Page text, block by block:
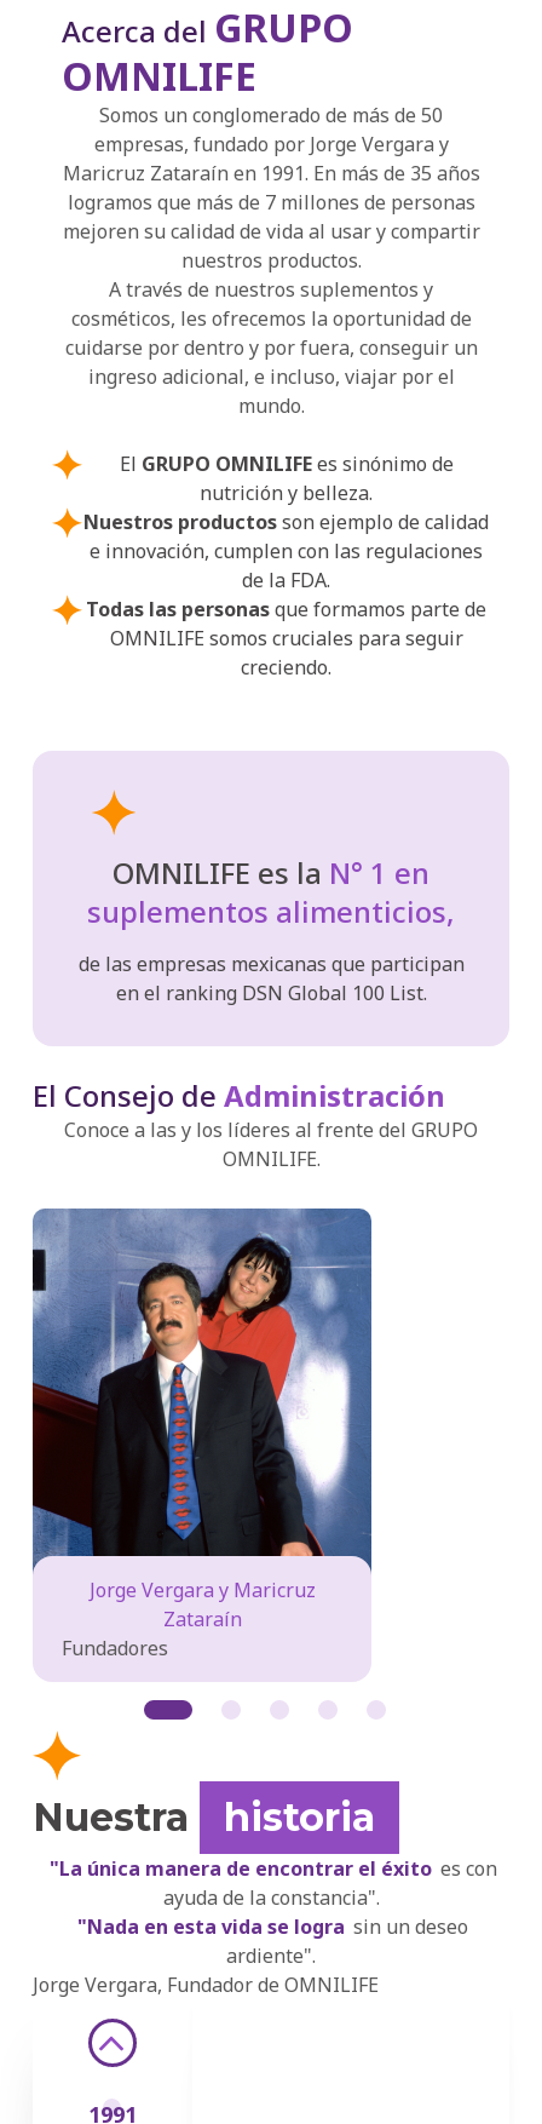
Acerca del GRUPO
OMNILIFE
Somos un conglomerado de más de 50
empresas, fundado por Jorge Vergara y
Maricruz Zataraín en 1991. En más de 35 años
logramos que más de 7 millones de personas
mejoren su calidad de vida al usar y compartir
nuestros productos.
A través de nuestros suplementos y
cosméticos, les ofrecemos la oportunidad de
cuidarse por dentro y por fuera, conseguir un
ingreso adicional, e incluso, viajar por el
mundo.
El GRUPO OMNILIFEes sinónimo de
nutrición y belleza.
Nuestros productosson ejemplo de calidad
e innovación, cumplen con las regulaciones
de la FDA.
Todas las personasque formamos parte de
OMNILIFE somos cruciales para seguir
creciendo.
OMNILIFE es la N° 1 en
suplementos alimenticios,
de las empresas mexicanas que participan
en el ranking DSN Global 100 List.
El Consejo deAdministración
Conoce a las y los líderes al frente del GRUPO
OMNILIFE.
Jorge Vergara y Maricruz
Zataraín
Fundadores
Nuestra historia
"La única manera de encontrar el éxito es con
ayuda de la constancia".
"Nada en esta vida se logra sin un deseo
ardiente".
Jorge Vergara, Fundador de OMNILIFE
‹
1991